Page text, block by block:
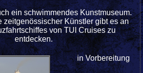
ein schwimmendes Kunstmuseum.
zeitgenössischer Künstler gibt es an
von TUI Cruises zu
entdecken.
in Vorbereitung